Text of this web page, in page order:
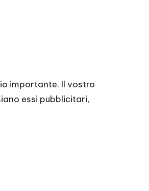
importante. Il vostro
essi pubblicitari,